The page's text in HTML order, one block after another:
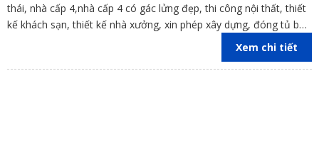
thái, nhà cấp 4,nhà cấp 4 có gác lửng đẹp, thi công nội thất, thiết
kế khách sạn, thiết kế nhà xưởng, xin phép xây dựng, đóng tủ bếp
trên địa bàn các tỉnh Đồng Nai, Bình Dương, TP Hồ Chí Minh,
Xem chi tiết